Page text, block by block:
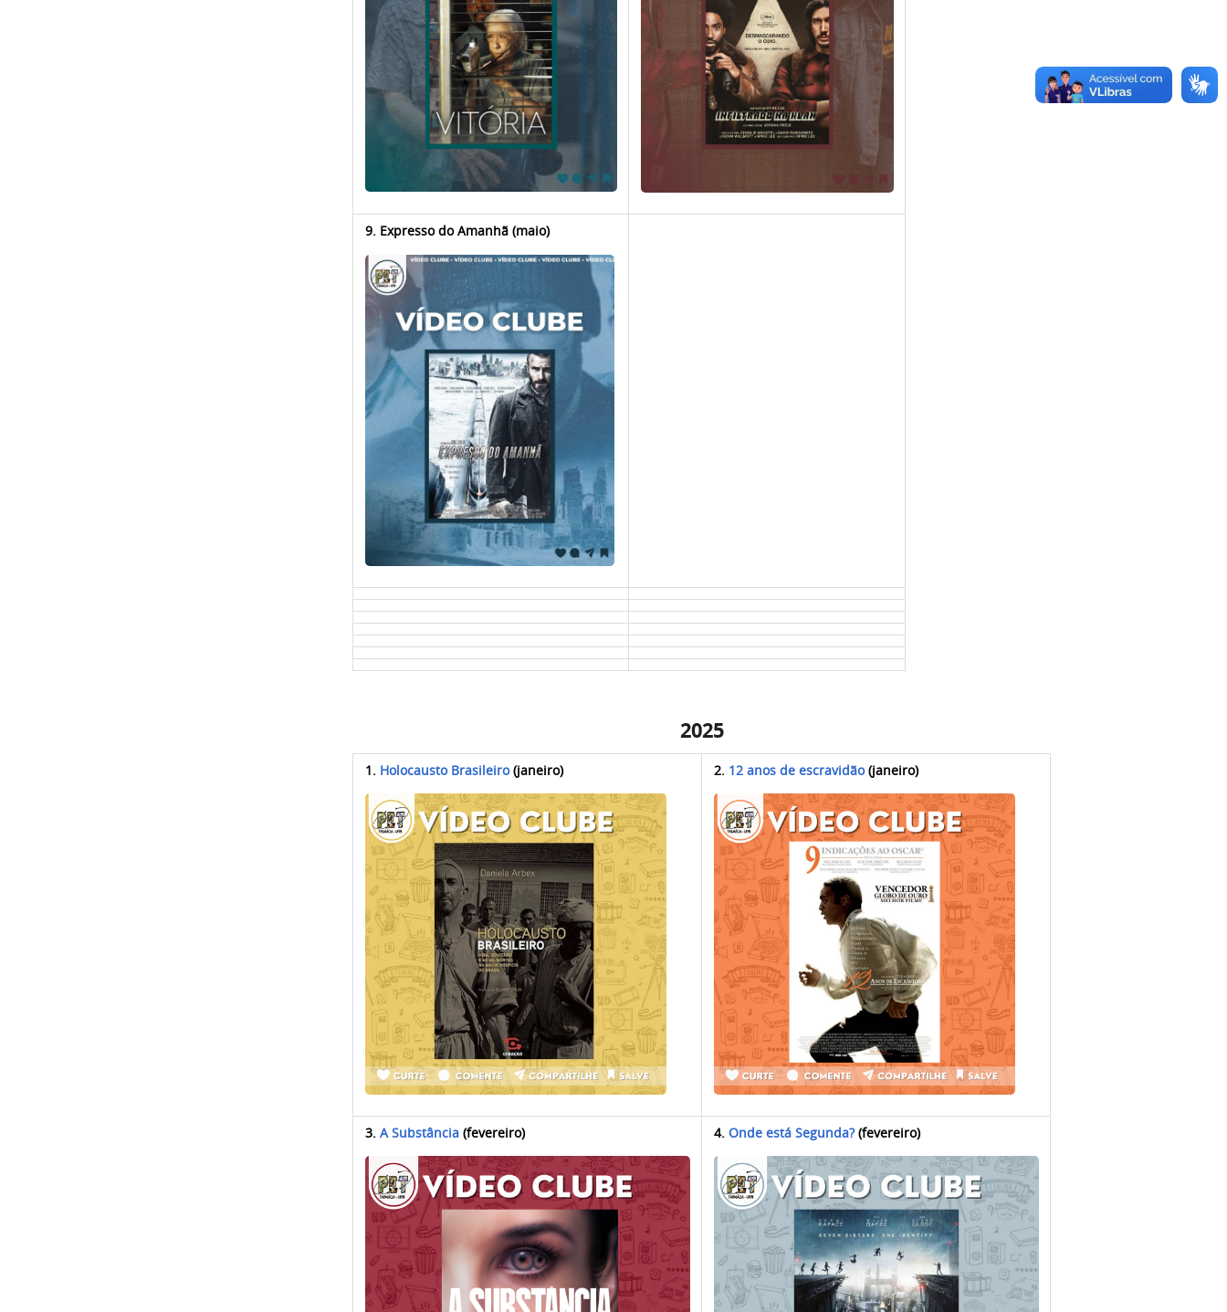
9. Expresso do Amanhã (maio)
2025
1. Holocausto Brasileiro(janeiro) 2. 12 anos de escravidão(janeiro)
3. A Substância(fevereiro) 4. Onde está Segunda?(fevereiro)